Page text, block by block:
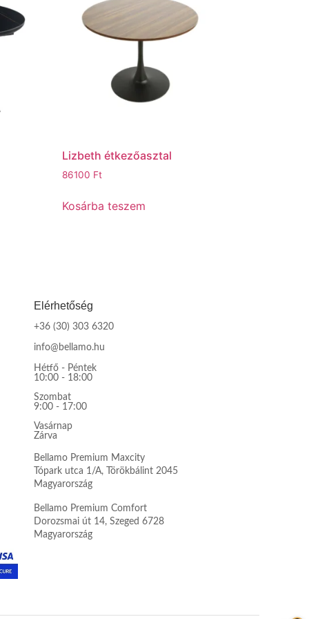
Lizbeth étkezőasztal
86100 Ft
Kosárba teszem
Elérhetőség
+36 (30) 303 6320
info@bellamo.hu
Hétfő - Péntek
10:00 - 18:00
Szombat
9:00 - 17:00
Vasárnap
Zárva
Bellamo Premium Maxcity
Tópark utca 1/A, Törökbálint 2045
Magyarország
Bellamo Premium Comfort
Dorozsmai út 14, Szeged 6728
Magyarország